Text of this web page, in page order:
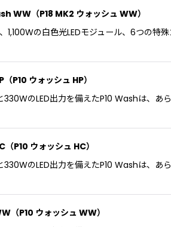
（P18 MK2 ウォッシュ WW）
1,100Wの白色光LEDモジュール、6つの
ウォッシュ HP）
330WのLED出力を備えたP10 Washは、
P10 ウォッシュ HC）
330WのLED出力を備えたP10 Washは、
P10 ウォッシュ WW）